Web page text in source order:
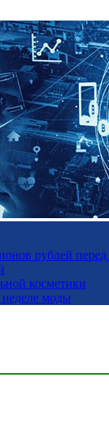
рублей
косметики
неделе моды